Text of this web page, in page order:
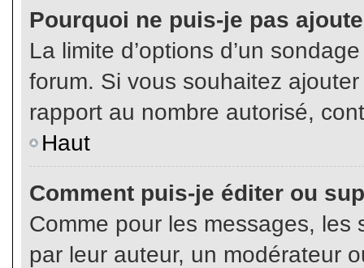
Pourquoi ne puis-je pas
La limite d’options d’un
forum. Si vous souhaitez
rapport au nombre autorisé,
Haut
Comment puis-je éditer ou
Comme pour les messages,
par leur auteur, un modérateur